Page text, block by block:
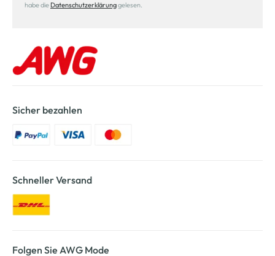
habe die Datenschutzerklärunggelesen.
Sicher bezahlen
Schneller Versand
Folgen Sie AWG Mode